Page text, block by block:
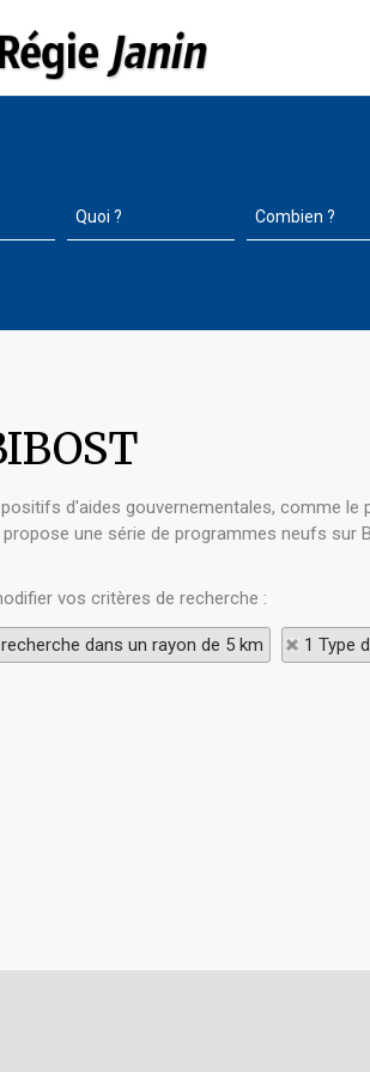
d'aides gouvernementales, comme
une série de programmes neufs
vos critères de recherche :
dans un rayon de 5 km 1 Type